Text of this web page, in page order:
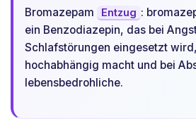
Bromazepam Entzug :
ein Benzodiazepin, das bei
Schlafstörungen eingesetzt
hochabhängig macht und bei
lebensbedrohliche.